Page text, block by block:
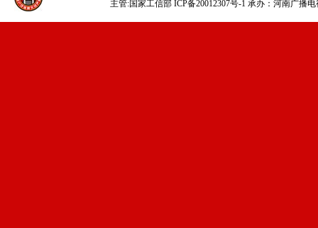
主管:国家工信部 ICP备20012307号-1 承办：河南广播